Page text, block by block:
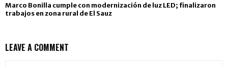
Marco Bonilla cumple con modernización de luz LED; finalizaron
trabajos en zona rural de El Sauz
LEAVE A COMMENT